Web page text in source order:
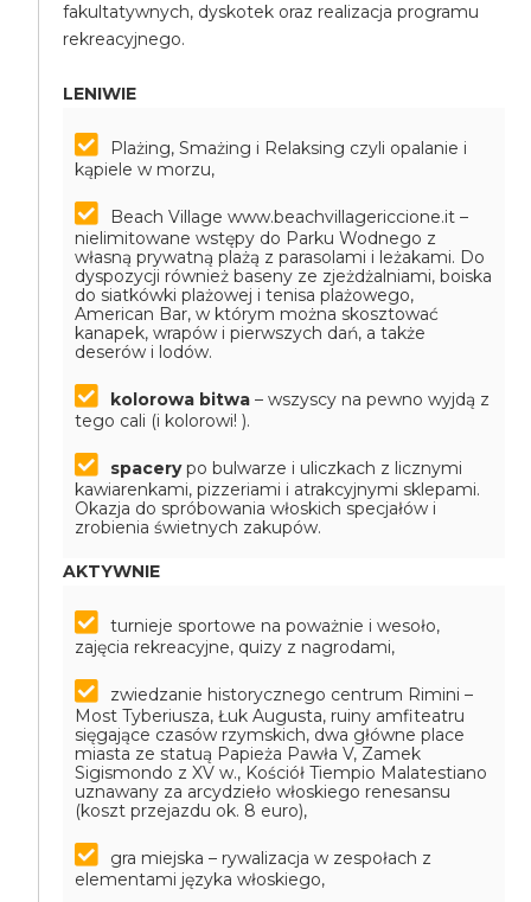
fakultatywnych, dyskotek oraz realizacja programu
rekreacyjnego.
LENIWIE
Plażing, Smażing i Relaksing czyli opalanie i
kąpiele w morzu,
Beach Village www.beachvillagericcione.it –
nielimitowane wstępy do Parku Wodnego z
własną prywatną plażą z parasolami i leżakami. Do
dyspozycji również baseny ze zjeżdżalniami, boiska
do siatkówki plażowej i tenisa plażowego,
American Bar, w którym można skosztować
kanapek, wrapów i pierwszych dań, a także
deserów i lodów.
kolorowa bitwa – wszyscy na pewno wyjdą z
tego cali (i kolorowi! ).
spacerypo bulwarze i uliczkach z licznymi
kawiarenkami, pizzeriami i atrakcyjnymi sklepami.
Okazja do spróbowania włoskich specjałów i
zrobienia świetnych zakupów.
AKTYWNIE
turnieje sportowe na poważnie i wesoło,
zajęcia rekreacyjne, quizy z nagrodami,
zwiedzanie historycznego centrum Rimini –
Most Tyberiusza, Łuk Augusta, ruiny amfiteatru
sięgające czasów rzymskich, dwa główne place
miasta ze statuą Papieża Pawła V, Zamek
Sigismondo z XV w., Kościół Tiempio Malatestiano
uznawany za arcydzieło włoskiego renesansu
(koszt przejazdu ok. 8 euro),
gra miejska – rywalizacja w zespołach z
elementami języka włoskiego,